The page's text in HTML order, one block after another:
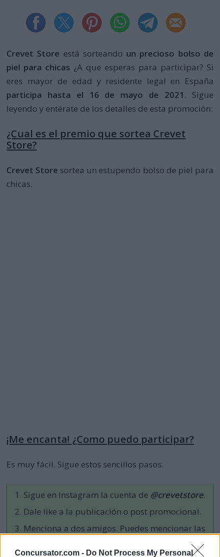
Concursator.com - Do Not Process My Personal
Crevet Store está sorteando un precioso bolso de
piel para chicas ¿A que esperas para participar? Si
eres mayor de edad y residente legal en España
participa hasta el 16 de mayo de 2021 . Sigue
leyendo y entérate de los detalles de esta promoción:
¿Cual es el premio que sortea Crevet
Store?
Crevet Store sortea un estupendo bolso de piel para
chicas.
¡Me encanta! ¿Como puedo participar?
Es muy fácil. Sigue estos sencillos pasos:
Sigue en Instagram la cuenta de @crevetstore.
Dale like a la publicación o post promocional.
Menciona a dos amigos. Puedes mencionar las